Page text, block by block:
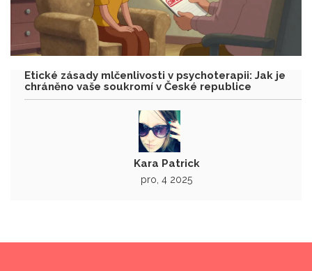
Etické zásady mlčenlivosti v psychoterapii: Jak je
chráněno vaše soukromí v České republice
Kara Patrick
pro, 4 2025